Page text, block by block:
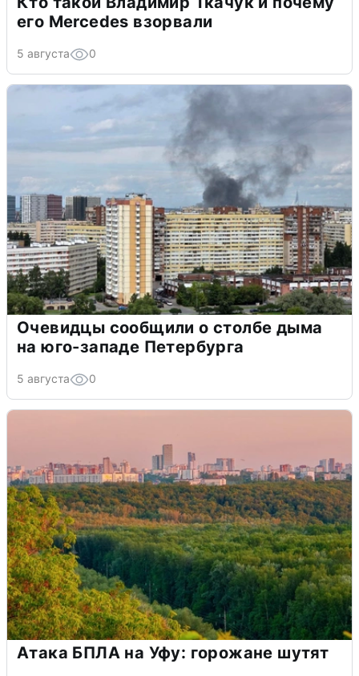
его Mercedes взорвали
5 августа 0
Очевидцы сообщили о столбе дыма
на юго-западе Петербурга
5 августа 0
Атака БПЛА на Уфу: горожане шутят